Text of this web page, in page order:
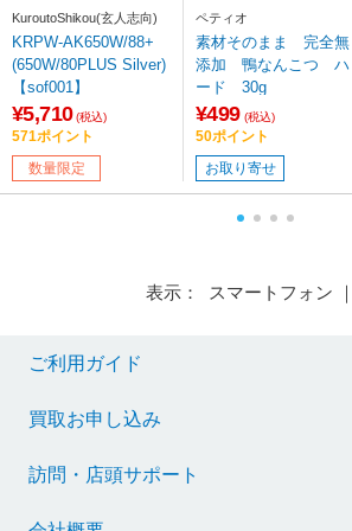
KuroutoShikou(玄人志向)
KRPW-AK650W/88+
(650W/80PLUS Silver)
【sof001】
¥5,710 (税込)
571ポイント
数量限定
ペティオ
素材そのまま 完全無
添加 鴨なんこつ ハ
ード 30g
¥499 (税込)
50ポイント
お取り寄せ
表示： スマートフォン ｜
ご利用ガイド
買取お申し込み
訪問・店頭サポート